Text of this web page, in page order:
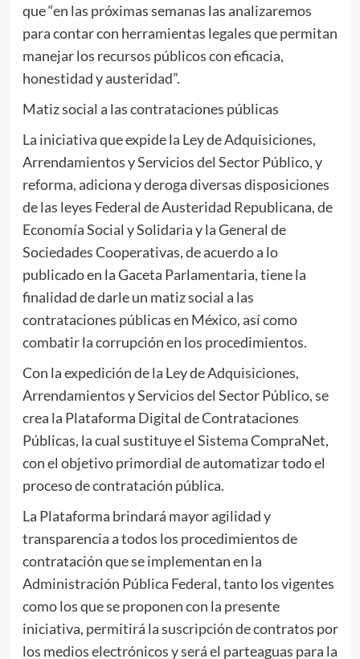
que “en las próximas semanas las analizaremos
para contar con herramientas legales que permitan
manejar los recursos públicos con eficacia,
honestidad y austeridad”.
Matiz social a las contrataciones públicas
La iniciativa que expide la Ley de Adquisiciones,
Arrendamientos y Servicios del Sector Público, y
reforma, adiciona y deroga diversas disposiciones
de las leyes Federal de Austeridad Republicana, de
Economía Social y Solidaria y la General de
Sociedades Cooperativas, de acuerdo a lo
publicado en la Gaceta Parlamentaria, tiene la
finalidad de darle un matiz social a las
contrataciones públicas en México, así como
combatir la corrupción en los procedimientos.
Con la expedición de la Ley de Adquisiciones,
Arrendamientos y Servicios del Sector Público, se
crea la Plataforma Digital de Contrataciones
Públicas, la cual sustituye el Sistema CompraNet,
con el objetivo primordial de automatizar todo el
proceso de contratación pública.
La Plataforma brindará mayor agilidad y
transparencia a todos los procedimientos de
contratación que se implementan en la
Administración Pública Federal, tanto los vigentes
como los que se proponen con la presente
iniciativa, permitirá la suscripción de contratos por
los medios electrónicos y será el parteaguas para la